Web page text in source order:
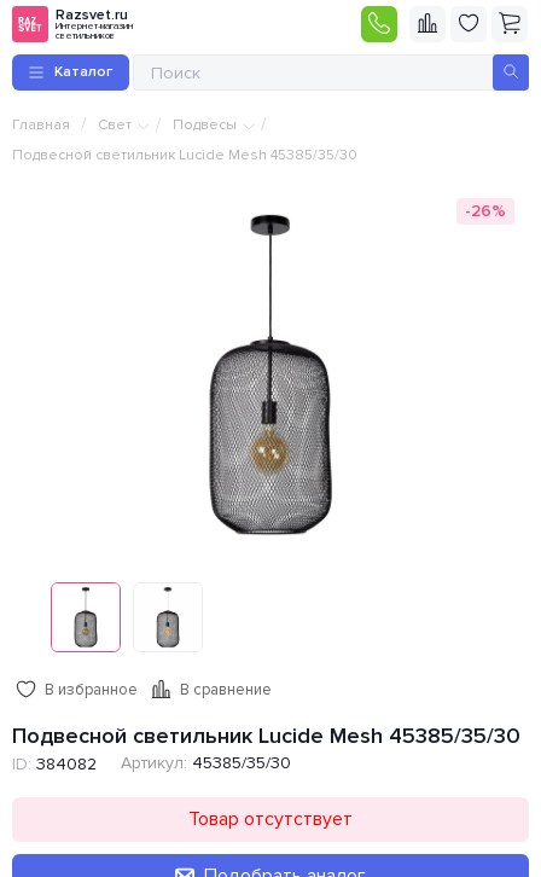
Razsvet.ru
Интернет-магазин
светильников
Каталог
Главная / Свет / Подвесы /
Подвесной светильник Lucide Mesh 45385/35/30
-26%
В избранное В сравнение
Подвесной светильник Lucide Mesh 45385/35/30
ID: 384082 Артикул: 45385/35/30
Товар отсутствует